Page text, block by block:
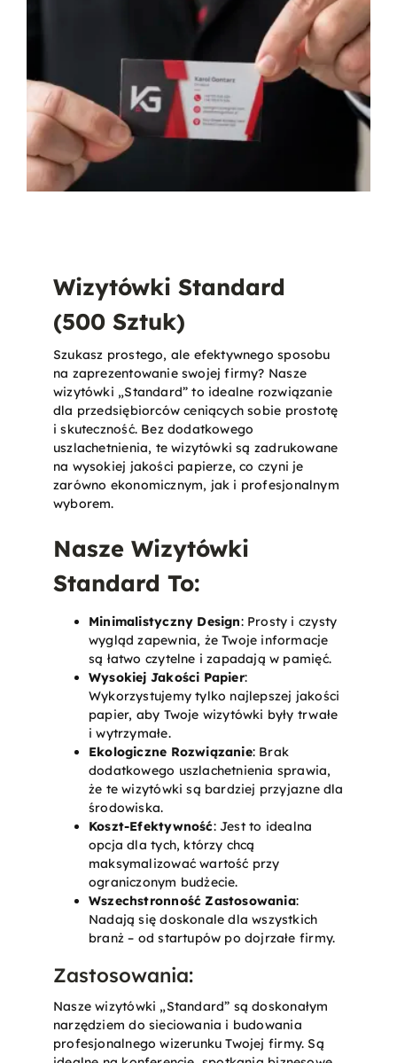
Wizytówki Standard
(500 Sztuk)
Szukasz prostego, ale efektywnego sposobu
na zaprezentowanie swojej firmy? Nasze
wizytówki „Standard” to idealne rozwiązanie
dla przedsiębiorców ceniących sobie prostotę
i skuteczność. Bez dodatkowego
uszlachetnienia, te wizytówki są zadrukowane
na wysokiej jakości papierze, co czyni je
zarówno ekonomicznym, jak i profesjonalnym
wyborem.
Nasze Wizytówki
Standard To:
Minimalistyczny Design: Prosty i czysty
wygląd zapewnia, że Twoje informacje
są łatwo czytelne i zapadają w pamięć.
Wysokiej Jakości Papier:
Wykorzystujemy tylko najlepszej jakości
papier, aby Twoje wizytówki były trwałe
i wytrzymałe.
Ekologiczne Rozwiązanie: Brak
dodatkowego uszlachetnienia sprawia,
że te wizytówki są bardziej przyjazne dla
środowiska.
Koszt-Efektywność: Jest to idealna
opcja dla tych, którzy chcą
maksymalizować wartość przy
ograniczonym budżecie.
Wszechstronność Zastosowania:
Nadają się doskonale dla wszystkich
branż – od startupów po dojrzałe firmy.
Zastosowania:
Nasze wizytówki „Standard” są doskonałym
narzędziem do sieciowania i budowania
profesjonalnego wizerunku Twojej firmy. Są